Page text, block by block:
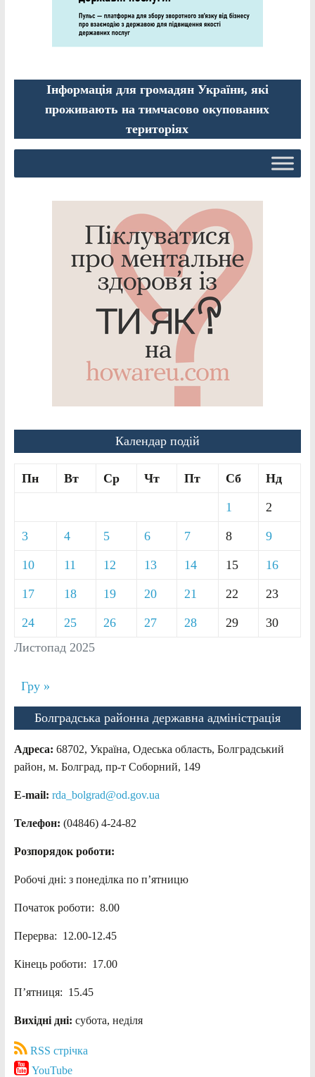
Інформація для громадян України, які
проживають на тимчасово окупованих
територіях
Календар подій
Листопад 2025
Пн Вт Ср Чт Пт Сб Нд
1 2
3 4 5 6 7 8 9
10 11 12 13 14 15 16
17 18 19 20 21 22 23
24 25 26 27 28 29 30
Гру »
Болградська районна державна адміністрація
Адреса: 68702, Україна, Одеська область, Болградський
район, м. Болград, пр-т Соборний, 149
E-mail: rda_bolgrad@od.gov.ua
Телефон: (04846) 4-24-82
Розпорядок роботи:
Робочі дні: з понеділка по п’ятницю
Початок роботи: 8.00
Перерва: 12.00-12.45
Кінець роботи: 17.00
П’ятниця: 15.45
Вихідні дні: субота, неділя
RSS стрічка
YouTube